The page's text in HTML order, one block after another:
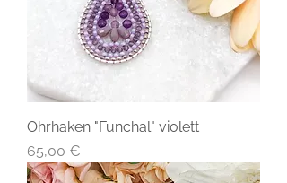
Ohrhaken "Funchal" violett
Preis
65,00 €